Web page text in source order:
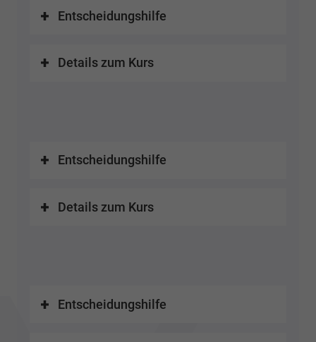
Entscheidungshilfe
Details zum Kurs
Entscheidungshilfe
Details zum Kurs
Entscheidungshilfe